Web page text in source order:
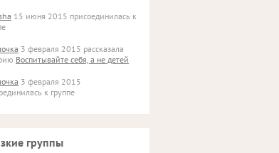
15 июня 2015 присоединилась к
3 февраля 2015 рассказала
Воспитывайте себя, а не детей
3 февраля 2015
к группе
группы